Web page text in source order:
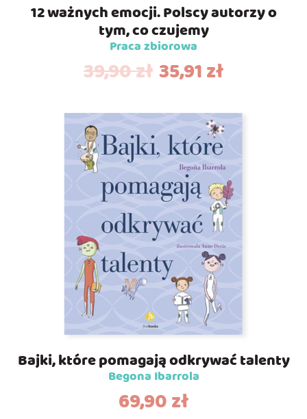
12 ważnych emocji. Polscy autorzy o
tym, co czujemy
Praca zbiorowa
39,90zł 35,91zł
Bajki, które pomagają odkrywać talenty
Begona Ibarrola
69,90zł